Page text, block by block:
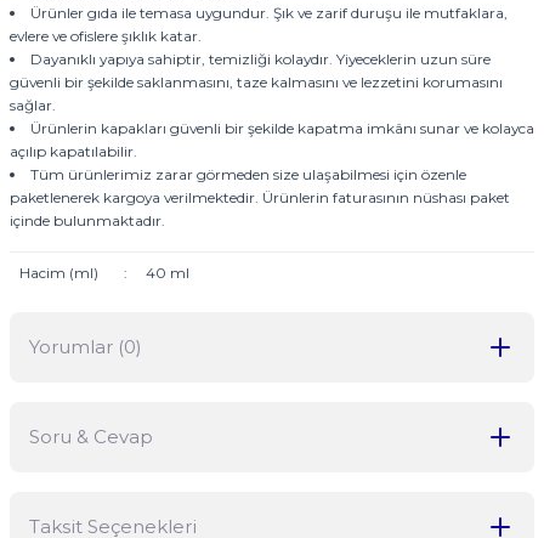
Ürünler gıda ile temasa uygundur. Şık ve zarif duruşu ile mutfaklara,
evlere ve ofislere şıklık katar.
Dayanıklı yapıya sahiptir, temizliği kolaydır. Yiyeceklerin uzun süre
güvenli bir şekilde saklanmasını, taze kalmasını ve lezzetini korumasını
sağlar.
Ürünlerin kapakları güvenli bir şekilde kapatma imkânı sunar ve kolayca
açılıp kapatılabilir.
Tüm ürünlerimiz zarar görmeden size ulaşabilmesi için özenle
paketlenerek kargoya verilmektedir. Ürünlerin faturasının nüshası paket
içinde bulunmaktadır.
Hacim (ml) : 40 ml
Yorumlar (0)
Soru & Cevap
Taksit Seçenekleri